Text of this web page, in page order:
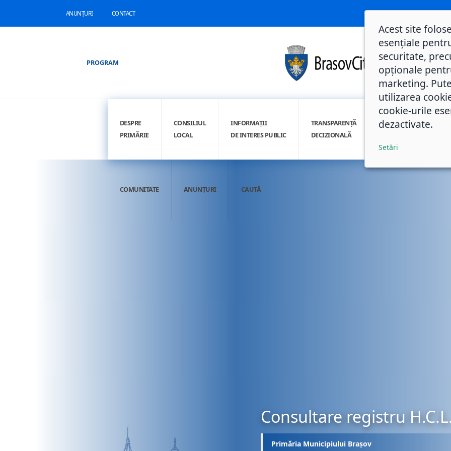
ANUNȚURI CONTACT
PROGRAM
DESPRE
PRIMĂRIE
CONSILIUL
LOCAL
INFORMAȚII
DE INTERES PUBLIC
TRANSPARENȚĂ
DECIZIONALĂ
INTEGRITATE
COMUNITATE ANUNȚURI CAUTĂ
Consultare registru
Primăria Municipiului Brașov
Acest site
esențiale
securitate,
opționale
marketing.
utilizarea
cookie-urile
dezactivate.
Setări